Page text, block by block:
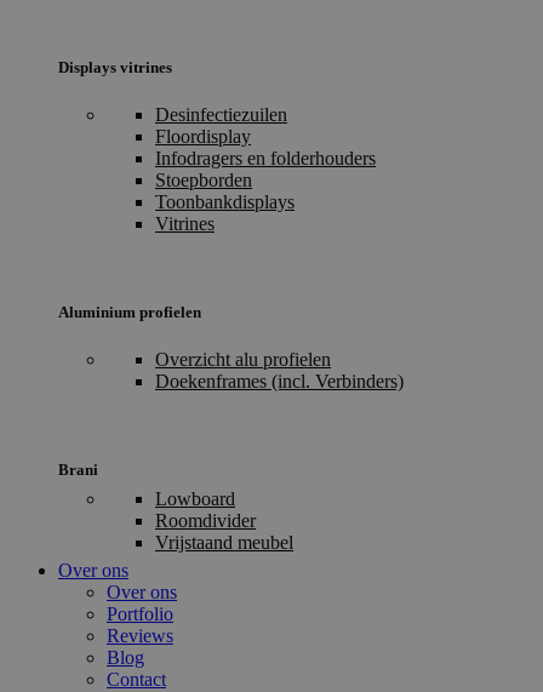
Displays vitrines
Desinfectiezuilen
Floordisplay
Infodragers en folderhouders
Stoepborden
Toonbankdisplays
Vitrines
Aluminium profielen
Overzicht alu profielen
Doekenframes (incl. Verbinders)
Brani
Lowboard
Roomdivider
Vrijstaand meubel
Over ons
Over ons
Portfolio
Reviews
Blog
Contact